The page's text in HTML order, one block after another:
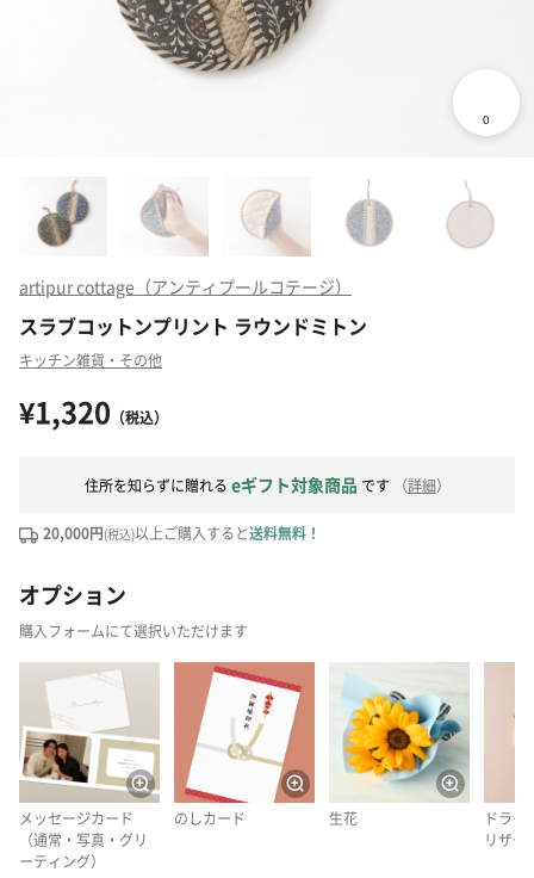
artipur cottage（アンティプールコテージ）
スラブコットンプリント ラウンドミトン
キッチン雑貨・その他
¥1,320 （税込）
住所を知らずに贈れる eギフト対象商品 です （詳細）
20,000円(税込)以上ご購入すると送料無料！
オプション
購入フォームにて選択いただけます
メッセージカード
（通常・写真・グリ
ーティング）
のしカード 生花
ドライ
リザー